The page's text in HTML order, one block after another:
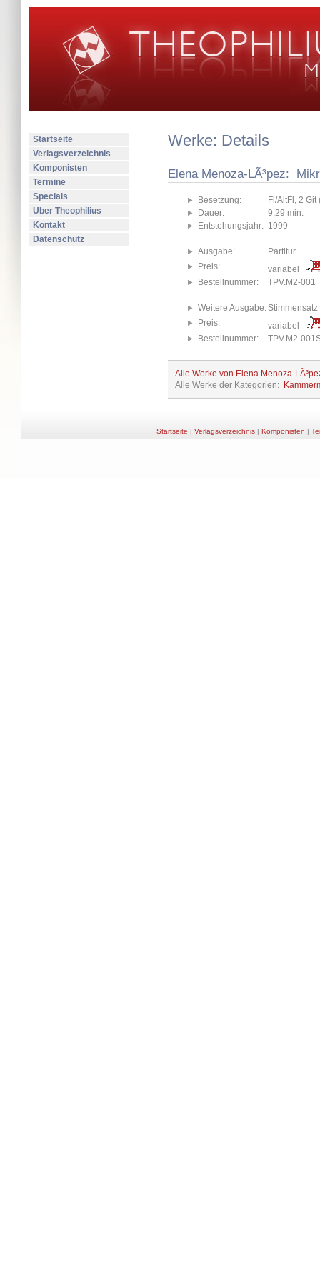
Startseite
Verlagsverzeichnis
Komponisten
Termine
Specials
Über Theophilius
Kontakt
Datenschutz
Werke: Details
Elena Menoza-LÃ³pez:
Besetzung:
Fl/AltFl, 2
Dauer:
9:29 min.
Entstehungsjahr: 1999
Ausgabe:
Partitur
Preis:
variabel
Bestellnummer:
TPV.M2-001
Weitere Ausgabe:Stimmensatz
Preis:
variabel
Bestellnummer:
TPV.M2-
Alle Werke von Elena Menoza-
Alle Werke der Kategorien:
Startseite | Verlagsverzeichnis| Komponisten |